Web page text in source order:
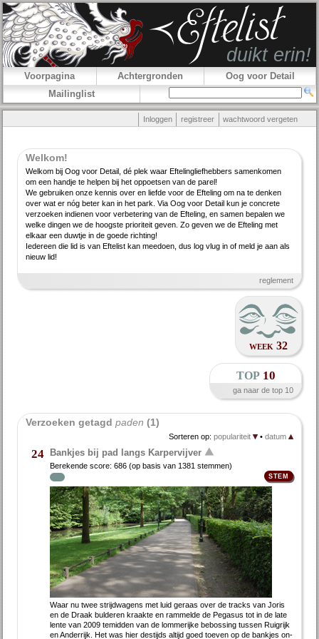
Voorpagina Achtergronden
Oog voor Detail
Mailinglist
Inloggen registreer wachtwoord vergeten
Welkom!
Welkom bij Oog voor Detail, dé plek waar Efteling­lief­hebbers samenkomen
om een handje te helpen bij het oppoetsen van de parel!
We gebruiken onze kennis over en liefde voor de Efteling om na te denken
over wat er nóg beter kan in het park. Via Oog voor Detail kun je concrete
verzoeken indienen voor verbe­tering van de Efteling, en samen bepalen we
welke dingen we de hoogste priori­teit geven. Zo geven we de Efteling met
elkaar een duwtje in de goede richting!
Iedereen die lid is van Eftelist kan meedoen, dus log vlug in of meld je aan als
nieuw lid!
reglement
week 32
top 10
ga naar de top 10
Verzoeken getagd paden (1)
Sorteren op: populariteit • datum
24 Bankjes bij pad langs Karpervijver
Berekende score:686 (op basis van 1381 stemmen)
Waar nu twee strijd­wa­gens met luid ge­raas over de tracks van Jo­r­is
en de Draak bul­de­ren kraak­te en ram­mel­de de Pe­gasus tot in de la­te
len­te van 2009 te­mid­den van de lom­me­rij­ke be­bos­sing tus­sen Ruig­rijk
en An­der­rijk. Het was hier des­tijds al­tijd goed toe­ven op de bank­jes on­